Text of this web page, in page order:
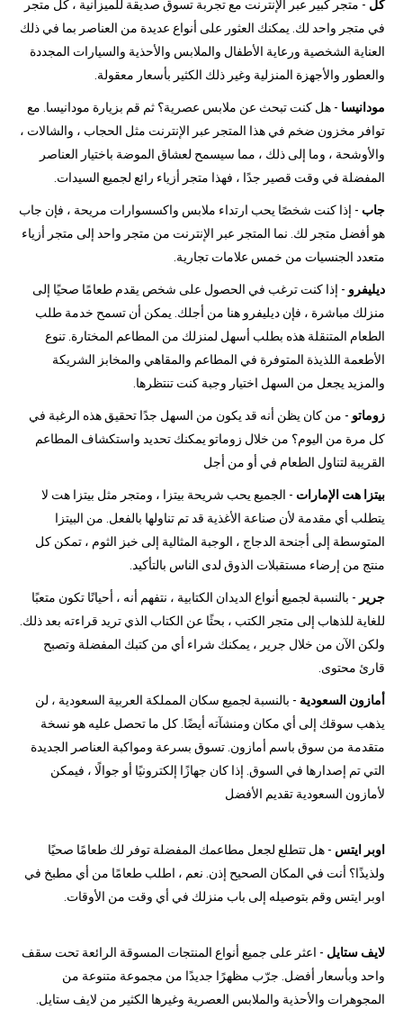
كل - متجر كبير عبر الإنترنت مع تجربة تسوق صديقة للميزانية ، كل متجر
في متجر واحد لك. يمكنك العثور على أنواع عديدة من العناصر بما في ذلك
العناية الشخصية ورعاية الأطفال والملابس والأحذية والسيارات المجددة
والعطور والأجهزة المنزلية وغير ذلك الكثير بأسعار معقولة.
مودانيسا - هل كنت تبحث عن ملابس عصرية؟ ثم قم بزيارة مودانيسا. مع
توافر مخزون ضخم في هذا المتجر عبر الإنترنت مثل الحجاب ، والشالات ،
والأوشحة ، وما إلى ذلك ، مما سيسمح لعشاق الموضة باختيار العناصر
المفضلة في وقت قصير جدًا ، فهذا متجر أزياء رائع لجميع السيدات.
جاب - إذا كنت شخصًا يحب ارتداء ملابس واكسسوارات مريحة ، فإن جاب
هو أفضل متجر لك. نما المتجر عبر الإنترنت من متجر واحد إلى متجر أزياء
متعدد الجنسيات من خمس علامات تجارية.
ديليفرو - إذا كنت ترغب في الحصول على شخص يقدم طعامًا صحيًا إلى
منزلك مباشرة ، فإن ديليفرو هنا من أجلك. يمكن أن تسمح خدمة طلب
الطعام المتنقلة هذه بطلب أسهل لمنزلك من المطاعم المختارة. تنوع
الأطعمة اللذيذة المتوفرة في المطاعم والمقاهي والمخابز الشريكة
والمزيد يجعل من السهل اختيار وجبة كنت تنتظرها.
زوماتو - من كان يظن أنه قد يكون من السهل جدًا تحقيق هذه الرغبة في
كل مرة من اليوم؟ من خلال زوماتو يمكنك تحديد واستكشاف المطاعم
القريبة لتناول الطعام في أو من أجل
بيتزا هت الإمارات - الجميع يحب شريحة بيتزا ، ومتجر مثل بيتزا هت لا
يتطلب أي مقدمة لأن صناعة الأغذية قد تم تناولها بالفعل. من البيتزا
المتوسطة إلى أجنحة الدجاج ، الوجبة المثالية إلى خبز الثوم ، تمكن كل
منتج من إرضاء مستقبلات الذوق لدى الناس بالتأكيد.
جرير - بالنسبة لجميع أنواع الديدان الكتابية ، نتفهم أنه ، أحيانًا تكون متعبًا
للغاية للذهاب إلى متجر الكتب ، بحثًا عن الكتاب الذي تريد قراءته بعد ذلك.
ولكن الآن من خلال جرير ، يمكنك شراء أي من كتبك المفضلة وتصبح
قارئ محتوى.
أمازون السعودية - بالنسبة لجميع سكان المملكة العربية السعودية ، لن
يذهب سوقك إلى أي مكان ومنشآته أيضًا. كل ما تحصل عليه هو نسخة
متقدمة من سوق باسم أمازون. تسوق بسرعة ومواكبة العناصر الجديدة
التي تم إصدارها في السوق. إذا كان جهازًا إلكترونيًا أو جوالًا ، فيمكن
لأمازون السعودية تقديم الأفضل
اوبر ايتس - هل تتطلع لجعل مطاعمك المفضلة توفر لك طعامًا صحيًا
ولذيذًا؟ أنت في المكان الصحيح إذن. نعم ، اطلب طعامًا من أي مطبخ في
اوبر ايتس وقم بتوصيله إلى باب منزلك في أي وقت من الأوقات.
لايف ستايل - اعثر على جميع أنواع المنتجات المسوقة الرائعة تحت سقف
واحد وبأسعار أفضل. جرّب مظهرًا جديدًا من مجموعة متنوعة من
المجوهرات والأحذية والملابس العصرية وغيرها الكثير من لايف ستايل.